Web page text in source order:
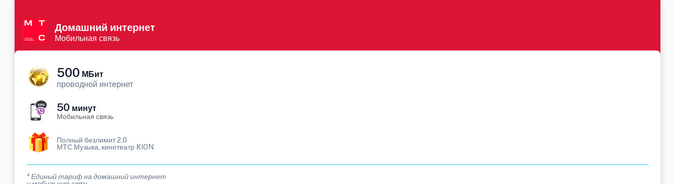
Домашний интернет
Мобильная связь
500 МБит
проводной интернет
50 минут
Мобильная связь
Полный безлимит 2.0
МТС Музыка, кинотеатр KION
* Единый тариф на домашний интернет